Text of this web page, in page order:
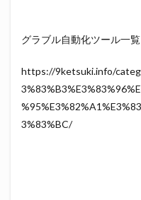
グラブル自動化ツール一覧
https://9ketsuki.info/
3%83%BC/